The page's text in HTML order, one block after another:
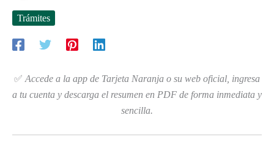
Trámites
✅ Accede a la app de Tarjeta Naranja o su web oficial, ingresa
a tu cuenta y descarga el resumen en PDF de forma inmediata y
sencilla.